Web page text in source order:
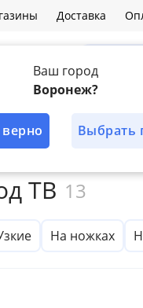
Ваш город
Воронеж?
Выбрать
Доставка
ТВ 13
На ножках